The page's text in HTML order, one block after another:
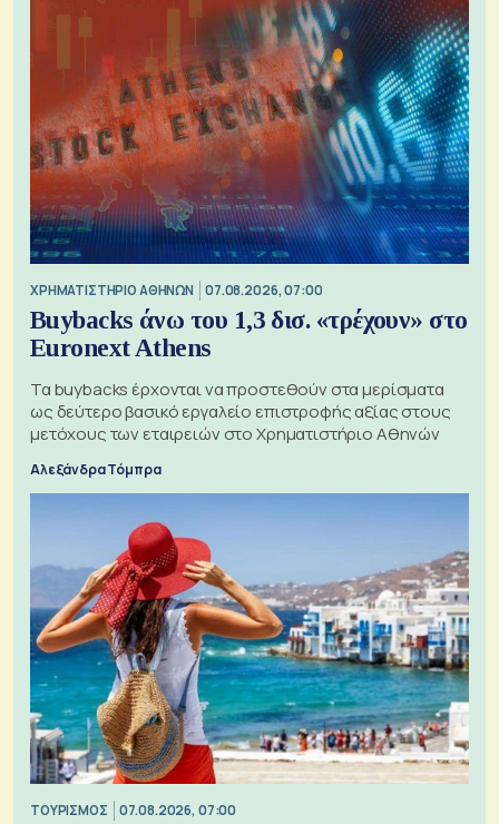
XΡΗΜΑΤΙΣΤΗΡΙΟ ΑΘΗΝΩΝ 07.08.2026, 07:00
Buybacks άνω του 1,3 δισ. «τρέχουν» στο
Euronext Athens
Τα buybacks έρχονται να προστεθούν στα μερίσματα
ως δεύτερο βασικό εργαλείο επιστροφής αξίας στους
μετόχους των εταιρειών στο Χρηματιστήριο Αθηνών
Αλεξάνδρα Τόμπρα
ΤΟΥΡΙΣΜΟΣ 07.08.2026, 07:00